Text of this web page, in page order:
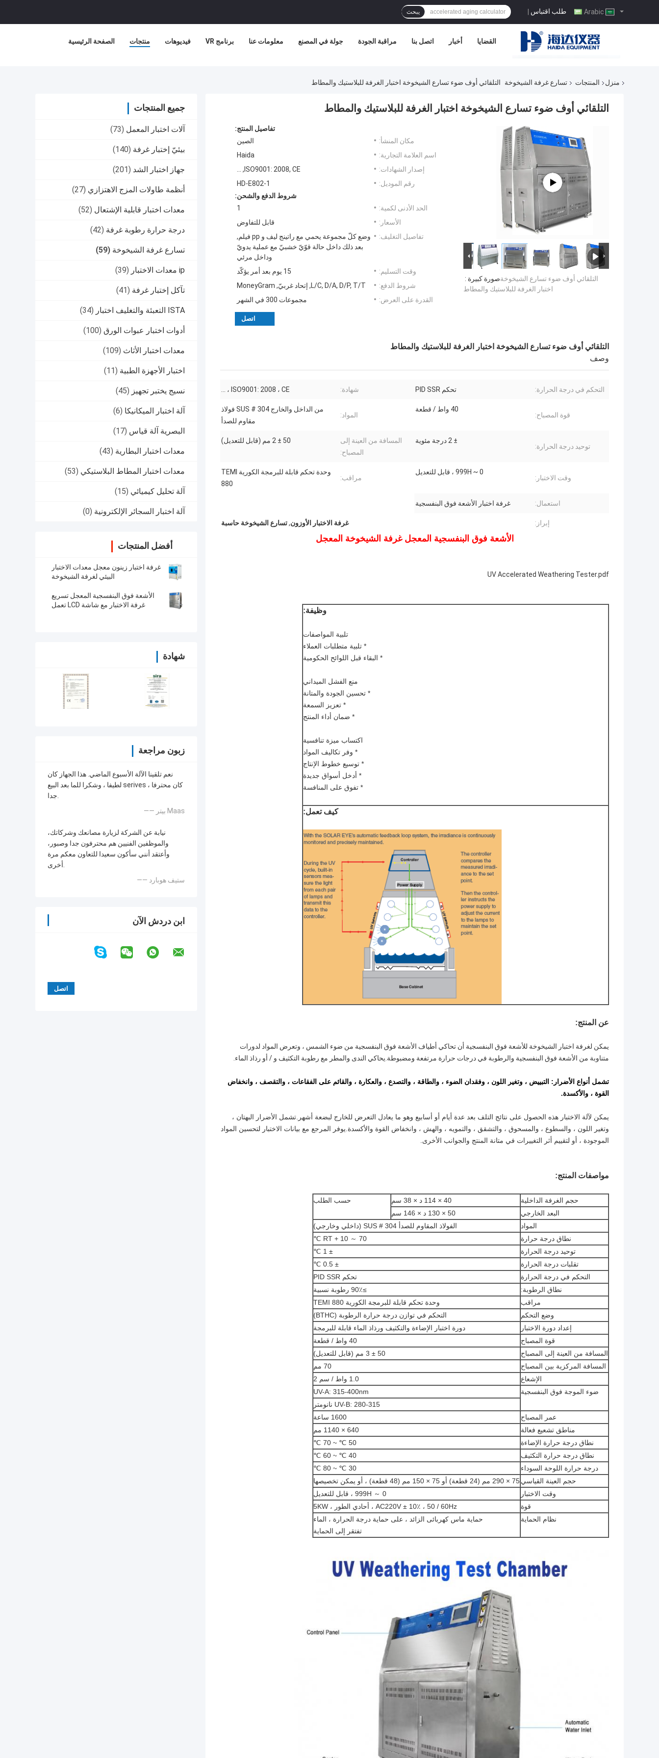
طلب اقتباس | يبحث
الصفحة الرئيسية منتجات فيديوهات برنامج VR معلومات عنا جولة في المصنع مراقبة الجودة اتصل بنا أخبار القضايا
منزل المنتجات تسارع غرفة الشيخوخة التلقائي أوف ضوء تسارع الشيخوخة اختبار الغرفة للبلاستيك والمطاط
جميع المنتجات
آلات اختبار المعمل (73)
بيئيّ إختبار غرفة (140)
جهاز اختبار الشد (201)
أنظمة طاولات المزج الاهتزازي (27)
معدات اختبار قابلية الإشتعال (52)
درجة حرارة رطوبة غرفة (42)
تسارع غرفة الشيخوخة (59)
ip معدات الاختبار (39)
تآكل إختبار غرفة (41)
ISTA التعبئة والتغليف اختبار (34)
أدوات اختبار عبوات الورق (100)
معدات اختبار الأثاث (109)
اختبار الأجهزة الطبية (11)
نسيج يختبر تجهيز (45)
آلة اختبار الميكانيكا (6)
البصرية آلة قياس (17)
معدات اختبار البطارية (43)
معدات اختبار المطاط البلاستيكي (53)
آلة تحليل كيميائي (15)
آلة اختبار السجائر الإلكترونية (0)
أفضل المنتجات
غرفة اختبار زينون معجل معدات الاختبار
البيئي لغرفة الشيخوخة
الأشعة فوق البنفسجية المعجل تسريع
غرفة الاختبار مع شاشة LCD تعمل
شهادة
زبون مراجعة
نعم تلقينا الآلة الأسبوع الماضي. هذا الجهاز كان
لطيفا ، وشكرا للما بعد البيع serives ، كان محترفا
جدا.
—— بيتر Maas
نيابة عن الشركة لزيارة مصانعك وشركاتك،
والموظفين الفنيين هم محترفون جدا وصبور،
وأعتقد أنني سأكون سعيدا للتعاون معكم مرة
أخرى.
—— ستيف هوبارد
ابن دردش الآن
التلقائي أوف ضوء تسارع الشيخوخة اختبار الغرفة للبلاستيك والمطاط
صورة كبيرة :التلقائي أوف ضوء تسارع الشيخوخة
اختبار الغرفة للبلاستيك والمطاط
تفاصيل المنتج:
مكان المنشأ:
الصين
اسم العلامة التجارية:
Haida
إصدار الشهادات:
ISO9001: 2008, CE, ...
رقم الموديل:
HD-E802-1
شروط الدفع والشحن:
الحد الأدنى لكمية:
1
الأسعار:
قابل للتفاوض
تفاصيل التغليف:
وضع كلّ مجموعة يحمي مع راتينج ليف و pp فيلم,
بعد ذلك داخل حالة قوّيّ خشبيّ مع عملية يدويّ
وداخل مرئي
وقت التسليم:
15 يوم بعد أمر يؤكّد
شروط الدفع:
L/C, D/A, D/P, T/T, إتحاد غربيّ, MoneyGram
القدرة على العرض:
مجموعات 300 في الشهر
اتصل
التلقائي أوف ضوء تسارع الشيخوخة اختبار الغرفة للبلاستيك والمطاط
وصف
التحكم في درجة الحرارة: تحكم PID SSR شهادة: ISO9001: 2008 ، CE ، ...
قوة المصباح:
40 واط / قطعة
المواد:
من الداخل والخارج SUS # 304 فولاذ
مقاوم للصدأ
توحيد درجة الحرارة:
± 2 درجة مئوية
المسافة من العينة إلى
المصباح:
50 ± 2 مم (قابل للتعديل)
وقت الاختبار:
0 ~ 999H ، قابل للتعديل
مراقب:
وحدة تحكم قابلة للبرمجة الكورية TEMI
880
استعمال: غرفة اختبار الأشعة فوق البنفسجية
إبراز: غرفة الاختبار الأوزون,تسارع الشيخوخة حاسبة
الأشعة فوق البنفسجية المعجل غرفة الشيخوخة المعجل
UV Accelerated Weathering Tester.pdf
وظيفة:
تلبية المواصفات
* تلبية متطلبات العملاء
* البقاء قبل اللوائح الحكومية
منع الفشل الميداني
* تحسين الجودة والمتانة
* تعزيز السمعة
* ضمان أداء المنتج
اكتساب ميزة تنافسية
* وفر تكاليف المواد
* توسيع خطوط الإنتاج
* أدخل أسواق جديدة
* تفوق على المنافسة
كيف تعمل:
عن المنتج:
يمكن لغرفة اختبار الشيخوخة للأشعة فوق البنفسجية أن تحاكي أطياف الأشعة فوق البنفسجية من ضوء الشمس ، وتعرض المواد لدورات
متناوبة من الأشعة فوق البنفسجية والرطوبة في درجات حرارة مرتفعة ومضبوطة.يحاكي الندى والمطر مع رطوبة التكثيف و / أو رذاذ الماء.
تشمل أنواع الأضرار: التبييض ، وتغير اللون ، وفقدان الضوء ، والطاقة ، والتصدع ، والعكارة ، والقائم على الفقاعات ، والتقصف ، وانخفاض
القوة ، والأكسدة.
يمكن لآلة الاختبار هذه الحصول على نتائج التلف بعد عدة أيام أو أسابيع وهو ما يعادل التعرض للخارج لبضعة أشهر.تشمل الأضرار البهتان ،
وتغير اللون ، والسطوع ، والمسحوق ، والتشقق ، والتمويه ، والهش ، وانخفاض القوة والأكسدة.يوفر المرجع مع بيانات الاختبار لتحسين المواد
الموجودة ، أو لتقييم أثر التغييرات في متانة المنتج والجوانب الأخرى.
مواصفات المنتج:
حجم الغرفة الداخلية 40 × 114 د × 38 سم
حسب الطلب
البعد الخارجي
50 × 130 د × 146 سم
المواد
الفولاذ المقاوم للصدأ SUS # 304 (داخلي وخارجي)
نطاق درجة حرارة
RT + 10 ～ 70 ℃
توحيد درجة الحرارة
± 1 ℃
تقلبات درجة الحرارة
± 0.5 ℃
التحكم في درجة الحرارة
تحكم PID SSR
نطاق الرطوبة:
≥90٪ رطوبة نسبية
مراقب
وحدة تحكم قابلة للبرمجة الكورية TEMI 880
وضع التحكم
التحكم في توازن درجة حرارة الرطوبة (BTHC)
إعداد دورة الاختبار
دورة اختبار الإضاءة والتكثيف ورذاذ الماء قابلة للبرمجة
قوة المصباح
40 واط / قطعة
المسافة من العينة إلى المصباح
50 ± 3 مم (قابل للتعديل)
المسافة المركزية بين المصباح
70 مم
الإشعاع
1.0 واط / سم 2
ضوء الموجة فوق البنفسجية
UV-A: 315-400nm
UV-B: 280-315 نانومتر
عمر المصباح
1600 ساعة
مناطق تشعيع فعالة
640 × 1140 مم
نطاق درجة حرارة الإضاءة
50 ℃ ~ 70 ℃
نطاق درجة حرارة التكثيف
40 ℃ ~ 60 ℃
درجة حرارة اللوحة السوداء
30 ℃ ~ 80 ℃
حجم العينة القياسي75 × 290 مم (24 قطعة) أو 75 × 150 مم (48 قطعة) ، أو يمكن تخصيصها
وقت الاختبار
0 ～ 999H ، قابل للتعديل
قوة
AC220V ± 10٪ ، 50 / 60Hz ، أحادي الطور ، 5KW
نظام الحماية
حماية ماس كهربائى الزائد ، على حماية درجة الحرارة ، الماء
تفتقر إلى الحماية